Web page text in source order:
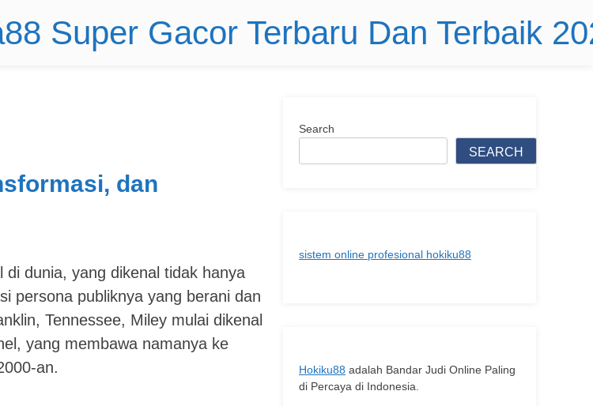
Super Gacor Terbaru Dan Terbaik
dan
dunia, yang dikenal tidak hanya
persona publiknya yang berani dan
Tennessee, Miley mulai dikenal
yang membawa namanya ke
an.
Search
SEARCH
sistem online profesional hokiku88
Hokiku88 adalah Bandar Judi Online Paling
di Percaya di Indonesia.